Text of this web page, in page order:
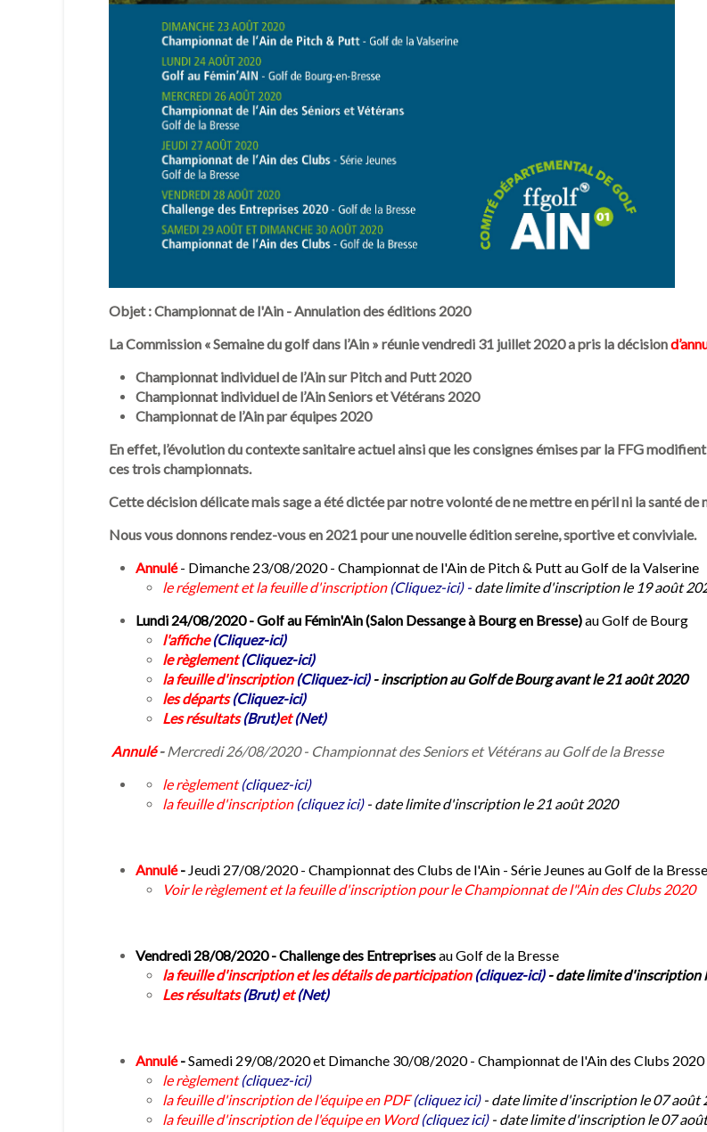
Objet : Championnat de l'Ain - Annulation des éditions 2020
La Commission « Semaine du golf dans l’Ain » réunie vendredi 31 juillet 2020 a pris la décision
Championnat individuel de l’Ain sur Pitch and Putt 2020
Championnat individuel de l’Ain Seniors et Vétérans 2020
Championnat de l’Ain par équipes 2020
En effet, l’évolution du contexte sanitaire actuel ainsi que les consignes émises par la FFG
ces trois championnats.
Cette décision délicate mais sage a été dictée par notre volonté de ne mettre en péril ni la santé de
Nous vous donnons rendez-vous en 2021 pour une nouvelle édition sereine, sportive et conviviale.
Annulé - Dimanche 23/08/2020 - Championnat de l'Ain de Pitch & Putt au Golf de la Valserine
le réglement et la feuille d'inscription(Cliquez-ici) - date limite d'inscription le 19 août
Lundi 24/08/2020 - Golf au Fémin'Ain (Salon Dessange à Bourg en Bresse)au Golf de Bourg
l'affiche(Cliquez-ici)
le règlement(Cliquez-ici)
la feuille d'inscription (Cliquez-ici) - inscription au Golf de Bourg avant le 21 août 2020
les départs (Cliquez-ici)
Les résultats (Brut)et (Net)
Annulé-Mercredi 26/08/2020 - Championnat des Seniors et Vétérans au Golf de la Bresse
le règlement(cliquez-ici)
la feuille d'inscription(cliquez ici) - date limite d'inscription le 21 août 2020
Annulé- Jeudi 27/08/2020 - Championnat des Clubs de l'Ain - Série Jeunes au Golf de la Bresse
Voir le règlement et la feuille d'inscription pour le Championnat de l"Ain des Clubs 2020
Vendredi 28/08/2020 - Challenge des Entreprisesau Golf de la Bresse
la feuille d'inscription et les détails de participation (cliquez-ici)- date limite d'inscription
Les résultats (Brut) et (Net)
Annulé-Samedi 29/08/2020 et Dimanche 30/08/2020 - Championnat de l'Ain des Clubs 2020
le règlement(cliquez-ici)
la feuille d'inscription de l'équipe en PDF(cliquez ici) - date limite d'inscription le 07 août
la feuille d'inscription de l'équipe en Word(cliquez ici) - date limite d'inscription le 07